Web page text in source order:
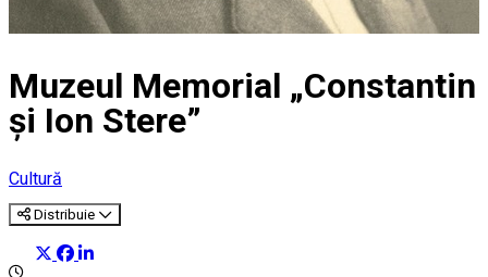
Muzeul Memorial „Constantin
și Ion Stere”
Cultură
Distribuie